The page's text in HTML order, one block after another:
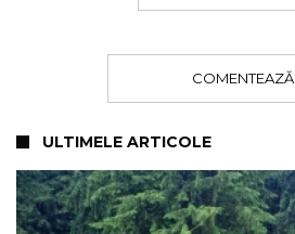
COMENTEAZĂ
ULTIMELE ARTICOLE